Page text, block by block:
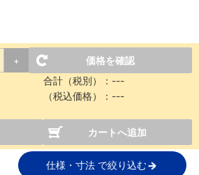
+
価格を確認
合計（税別）： ---
（税込価格）： ---
カートへ追加
仕様・寸法 で絞り込む